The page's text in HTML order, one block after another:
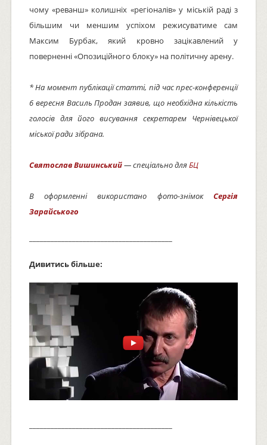
чому «реванш» колишніх «регіоналів» у міській раді з
більшим чи меншим успіхом режисуватиме сам
Максим Бурбак, який кровно зацікавлений у
поверненні «Опозиційного блоку» на політичну арену.
* На момент публікації статті, під час прес-конференції
6 вересня Василь Продан заявив, що необхідна кількість
голосів для його висування секретарем Чернівецької
міської ради зібрана.
Святослав Вишинський— спеціально дляБЦ
В оформленні використано фото-знімокСергія
Зарайського
Дивитись більше: